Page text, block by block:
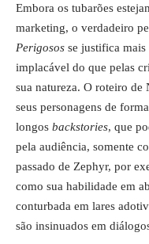
Embora os tubarões
marketing, o verdadeiro
Perigosos se justifica mais
implacável do que pelas
sua natureza. O roteiro de
seus personagens de
longos backstories, que
pela audiência, somente
passado de Zephyr, por
como sua habilidade em
conturbada em lares
são insinuados em